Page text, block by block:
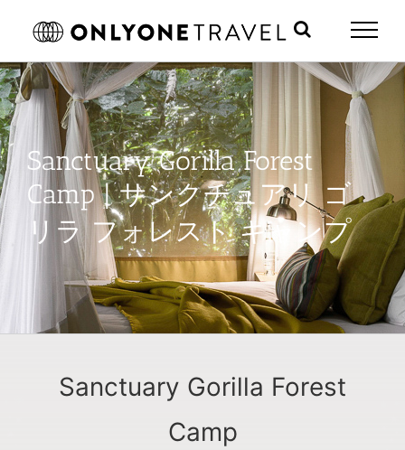
Sanctuary Gorilla Forest
Camp | サンクチュアリ ゴ
リラ フォレスト キャンプ
Sanctuary Gorilla Forest
Camp